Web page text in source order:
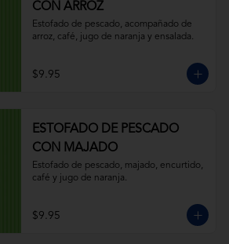
CON ARROZ
Estofado de pescado, acompañado de
arroz, café, jugo de naranja y ensalada.
$9.95
ESTOFADO DE PESCADO
CON MAJADO
Estofado de pescado, majado, encurtido,
café y jugo de naranja.
$9.95